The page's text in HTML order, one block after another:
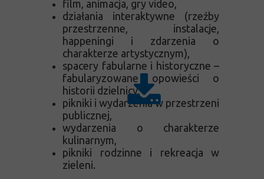
film, animacja, gry video,
działania interaktywne (rzeźby
przestrzenne, instalacje,
happeningi i zdarzenia o
charakterze artystycznym),
spacery fabularne i historyczne –
fabularyzowane opowieści o
historii dzielnicy,
pikniki i wydarzenia w przestrzeni
publicznej,
wydarzenia o charakterze
kulinarnym,
pikniki rodzinne i rekreacja w
zieleni.